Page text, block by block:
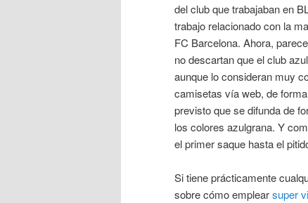
del club que trabajaban en
trabajo relacionado con la
FC Barcelona. Ahora,
no descartan que el club
aunque lo consideran muy
camisetas vía web, de
previsto que se difunda de
los colores azulgrana. Y
el primer saque hasta el
Si tiene prácticamente
sobre cómo emplearsuper